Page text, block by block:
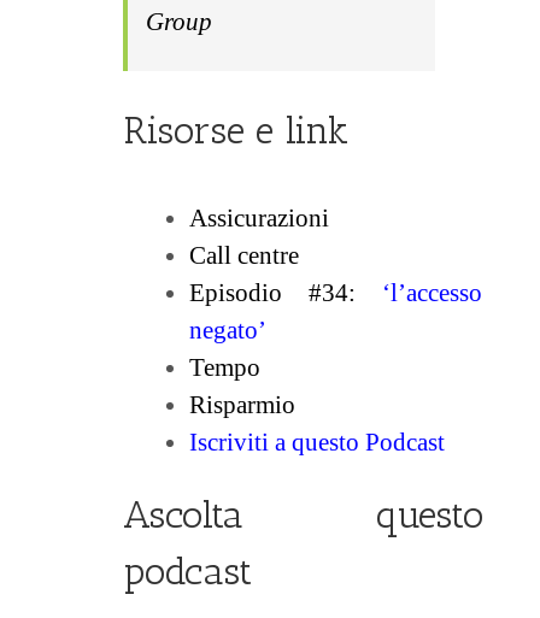
Group
Risorse e link
Assicurazioni
Call centre
Episodio #34:
‘l’accesso
negato’
Tempo
Risparmio
Iscriviti a questo Podcast
Ascolta questo
podcast